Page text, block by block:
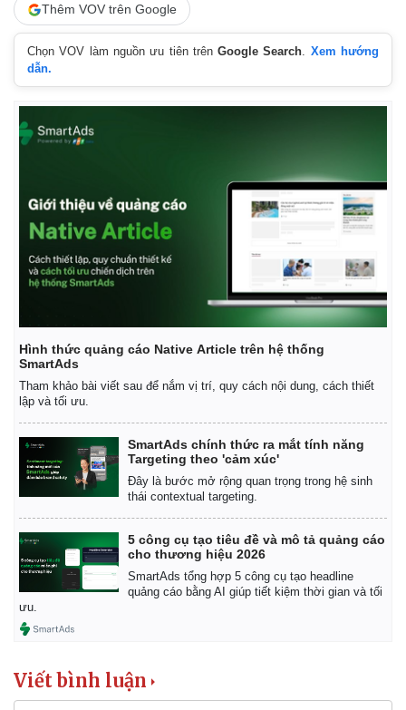
Thế giới
Hồ sơ
Infographic
Thêm VOV trên Google
Chọn VOV làm nguồn ưu tiên trênGoogle Search. Xem hướng
dẫn.
Hình thức quảng cáo Native Article trên hệ thống
SmartAds
Tham khảo bài viết sau để nắm vị trí, quy cách nội dung, cách thiết
lập và tối ưu.
SmartAds chính thức ra mắt tính năng
Targeting theo 'cảm xúc'
Đây là bước mở rộng quan trọng trong hệ sinh
thái contextual targeting.
5 công cụ tạo tiêu đề và mô tả quảng cáo
cho thương hiệu 2026
SmartAds tổng hợp 5 công cụ tạo headline
quảng cáo bằng AI giúp tiết kiệm thời gian và tối
ưu.
Viết bình luận